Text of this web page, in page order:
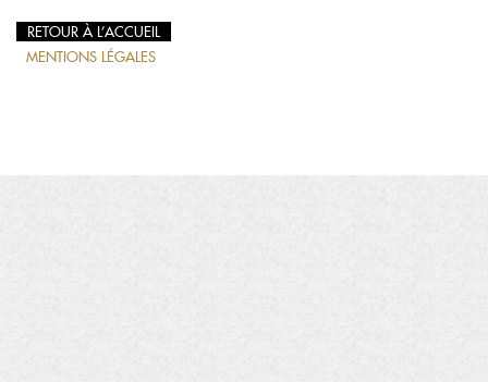
RETOUR À L’ACCUEIL
MENTIONS LÉGALES